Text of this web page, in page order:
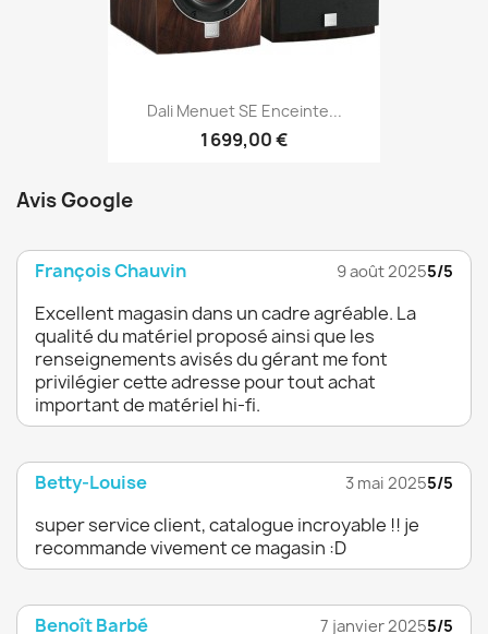
Dali Menuet SE Enceinte...
1 699,00 €
Avis Google
François Chauvin 9 août 20255/5
Excellent magasin dans un cadre agréable. La
qualité du matériel proposé ainsi que les
renseignements avisés du gérant me font
privilégier cette adresse pour tout achat
important de matériel hi-fi.
Betty-Louise 3 mai 20255/5
super service client, catalogue incroyable !! je
recommande vivement ce magasin :D
Benoît Barbé 7 janvier 20255/5